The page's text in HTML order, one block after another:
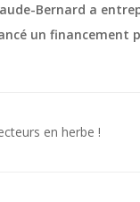
Bernard a
un financement
en herbe !